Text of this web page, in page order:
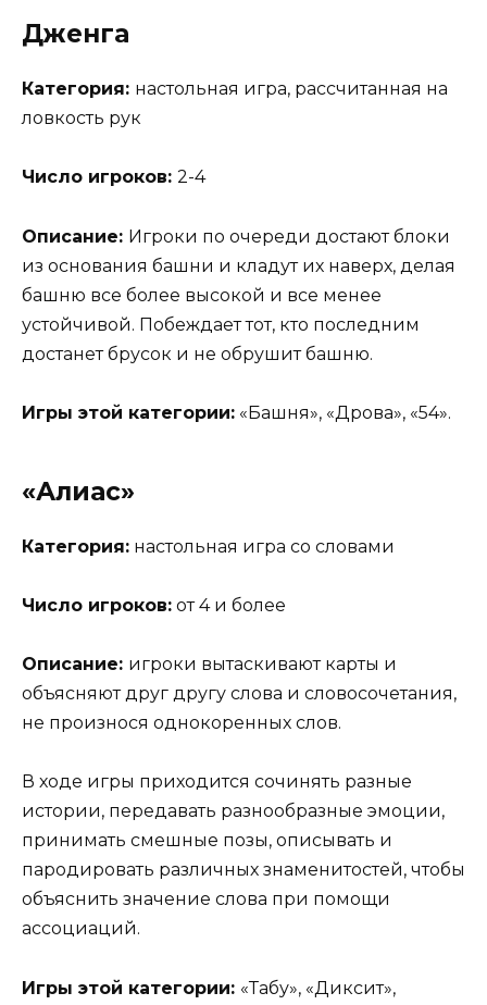
Дженга
Категория: настольная игра, рассчитанная на
ловкость рук
Число игроков: 2-4
Описание: Игроки по очереди достают блоки
из основания башни и кладут их наверх, делая
башню все более высокой и все менее
устойчивой. Побеждает тот, кто последним
достанет брусок и не обрушит башню.
Игры этой категории: «Башня», «Дрова», «54».
«Алиас»
Категория: настольная игра со словами
Число игроков: от 4 и более
Описание: игроки вытаскивают карты и
объясняют друг другу слова и словосочетания,
не произнося однокоренных слов.
В ходе игры приходится сочинять разные
истории, передавать разнообразные эмоции,
принимать смешные позы, описывать и
пародировать различных знаменитостей, чтобы
объяснить значение слова при помощи
ассоциаций.
Игры этой категории: «Табу», «Диксит»,